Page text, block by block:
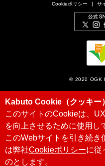
Cookieポリシー
サ
© 2020 OGK
Kabuto Cookie（クッキー
このサイトのCookieは、
を向上させるために使用し
このWebサイトを引き続き
は弊社Cookieポリシーに従
のとします。